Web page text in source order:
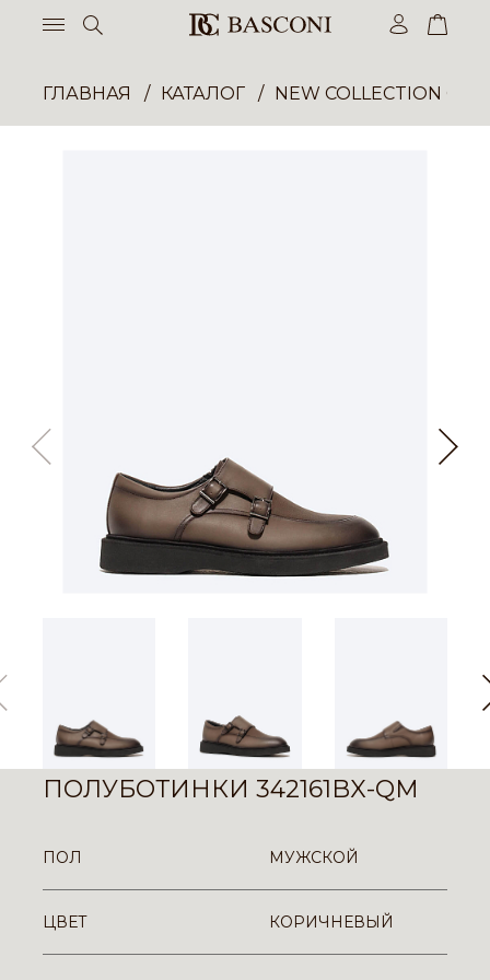
ГЛАВНАЯ КАТАЛОГ NEW COLLECTION
ПОЛУБОТИНКИ 342161BX-QM
ПОЛ МУЖСКОЙ
ЦВЕТ КОРИЧНЕВЫЙ